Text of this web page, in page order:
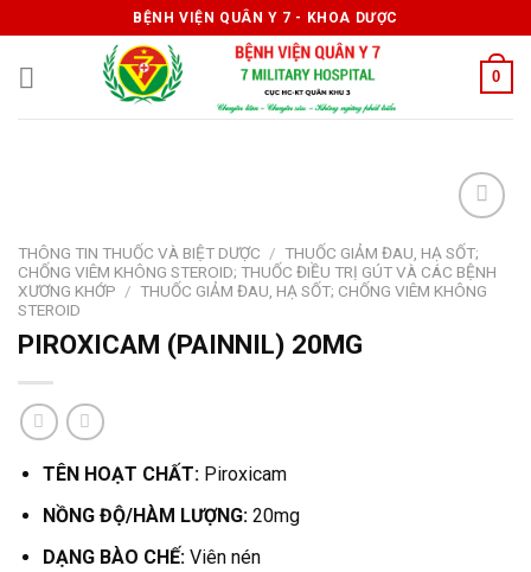
to
content
BỆNH VIỆN QUÂN Y 7 - KHOA DƯỢC
0
THÔNG TIN THUỐC VÀ BIỆT DƯỢC / THUỐC GIẢM ĐAU, HẠ SỐT;
CHỐNG VIÊM KHÔNG STEROID; THUỐC ĐIỀU TRỊ GÚT VÀ CÁC BỆNH
XƯƠNG KHỚP / THUỐC GIẢM ĐAU, HẠ SỐT; CHỐNG VIÊM KHÔNG
STEROID
PIROXICAM (PAINNIL) 20MG
TÊN HOẠT CHẤT: Piroxicam
NỒNG ĐỘ/HÀM LƯỢNG: 20mg
DẠNG BÀO CHẾ: Viên nén